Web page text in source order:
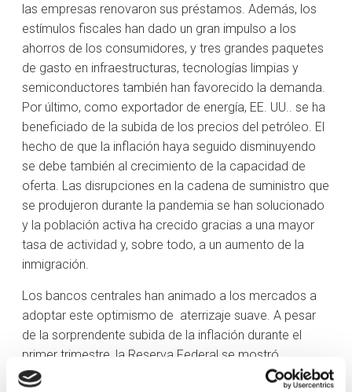
las empresas renovaron sus préstamos. Además, los
estímulos fiscales han dado un gran impulso a los
ahorros de los consumidores, y tres grandes paquetes
de gasto en infraestructuras, tecnologías limpias y
semiconductores también han favorecido la demanda.
Por último, como exportador de energía, EE. UU.. se ha
beneficiado de la subida de los precios del petróleo. El
hecho de que la inflación haya seguido disminuyendo
se debe también al crecimiento de la capacidad de
oferta. Las disrupciones en la cadena de suministro que
se produjeron durante la pandemia se han solucionado
y la población activa ha crecido gracias a una mayor
tasa de actividad y, sobre todo, a un aumento de la
inmigración.
Los bancos centrales han animado a los mercados a
adoptar este optimismo de aterrizaje suave. A pesar
de la sorprendente subida de la inflación durante el
primer trimestre, la Reserva Federal se mostró
notablemente moderada en su última reunión y